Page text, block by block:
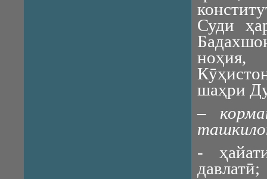
Суди
ноҳия,
шаҳри
–
-
давлатӣ;